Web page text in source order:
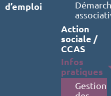
d’emploi
Action
sociale /
CCAS
Infos
pratiques
Gestion